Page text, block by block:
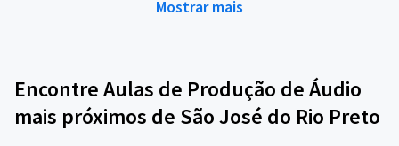
Mostrar mais
Encontre Aulas de Produção de Áudio
mais próximos de São José do Rio Preto